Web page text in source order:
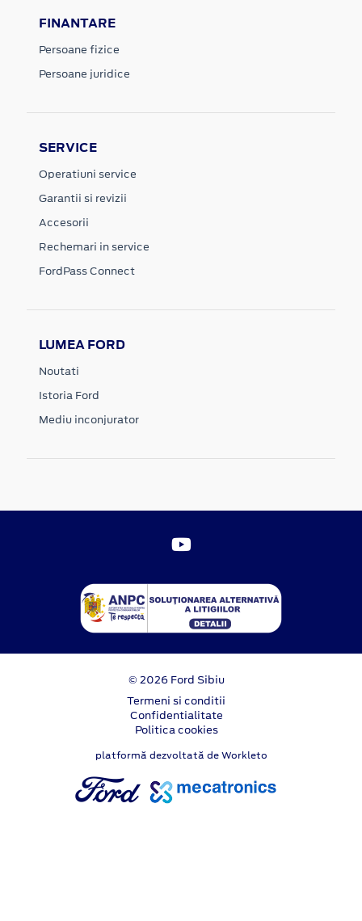
FINANTARE
Persoane fizice
Persoane juridice
SERVICE
Operatiuni service
Garantii si revizii
Accesorii
Rechemari in service
FordPass Connect
LUMEA FORD
Noutati
Istoria Ford
Mediu inconjurator
© 2026 Ford Sibiu
Termeni si conditii
Confidentialitate
Politica cookies
platformă dezvoltată de Workleto